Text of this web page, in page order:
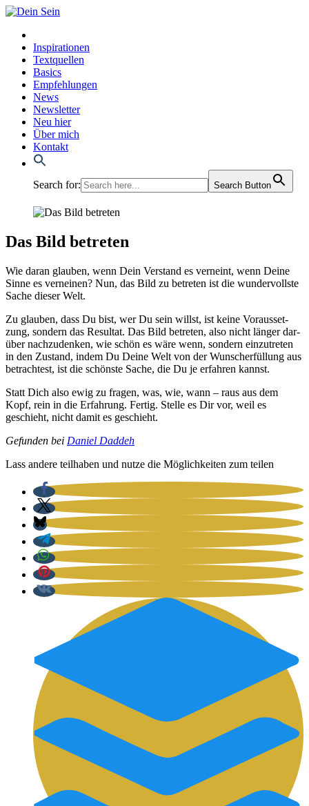
Inspirationen
Textquellen
Basics
Empfehlungen
News
Newsletter
Neu hier
Über mich
Kontakt
Search for: Search Button
Das Bild betreten
Wie dar­an glau­ben, wenn Dein Ver­stand es ver­neint, wenn Dei­ne
Sin­ne es ver­nei­nen? Nun, das Bild zu betre­ten ist die wun­der­volls­te
Sache die­ser Welt.
Zu glau­ben, dass Du bist, wer Du sein willst, ist kei­ne Vor­aus­set­
zung, son­dern das Resul­tat. Das Bild betre­ten, also nicht län­ger dar­
über nach­zu­den­ken, wie schön es wäre wenn, son­dern ein­zu­tre­ten
in den Zustand, indem Du Dei­ne Welt von der Wunsch­er­fül­lung aus
betrach­test, ist die schöns­te Sache, die Du je erfah­ren kannst.
Statt Dich also ewig zu fra­gen, was, wie, wann – raus aus dem
Kopf, rein in die Erfah­rung. Fer­tig. Stel­le es Dir vor, weil es
geschieht, nicht damit es geschieht.
Gefun­den bei Dani­el Dad­deh
Lass ande­re teil­ha­ben und nut­ze die Mög­lich­kei­ten zum tei­len